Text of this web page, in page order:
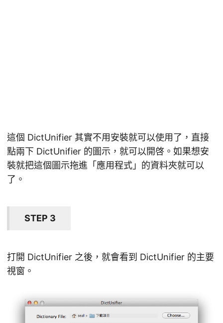
這個 DictUnifier 其實不用安裝就可以使用了，直接
點兩下 DictUnifier 的圖示，就可以開啓。如果想安
裝就把這個圖示拖進「應用程式」的資料夾就可以
了。
STEP 3
打開 DictUnifier 之後，就會看到 DictUnifier 的主要
視窗。